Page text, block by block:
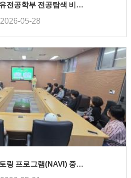
2026학년도 자유전공학부 전공탐색 비교과프로그램 - 경찰행정학과
2026-05-28
2026학년도 멘토링 프로그램(NAVI) 중간간담회